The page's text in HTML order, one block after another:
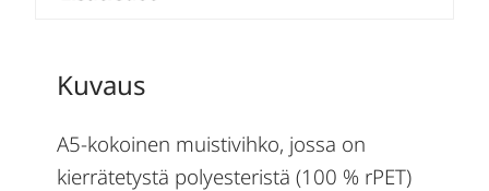
Kuvaus
A5-kokoinen muistivihko, jossa on
kierrätetystä polyesteristä (100 % rPET)